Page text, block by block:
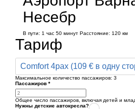
Несебр
В пути: 1 час 50 минут Расстояние: 120 км
Тариф
Comfort 4pax (109 € в одну
Максимальное количество пассажиров: 3
Пассажиров *
Общее число пассажиров, включая детей и
Нужны детские автокресла?